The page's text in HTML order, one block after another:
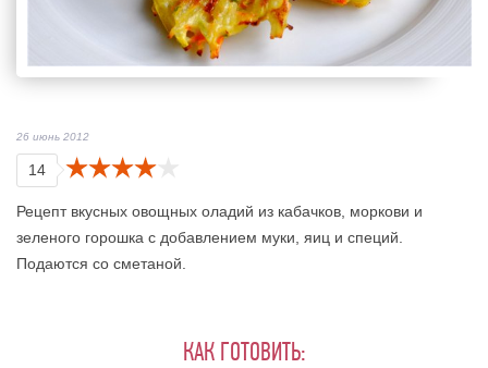
26 июнь 2012
14
Рецепт вкусных овощных оладий из кабачков, моркови и
зеленого горошка с добавлением муки, яиц и специй.
Подаются со сметаной.
КАК ГОТОВИТЬ: